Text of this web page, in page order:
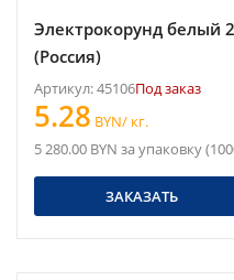
Электрокорунд белый
(Россия)
Артикул: 45106Под заказ
5.28 BYN/ кг.
5 280.00 BYN за упаковку
ЗАКАЗАТЬ